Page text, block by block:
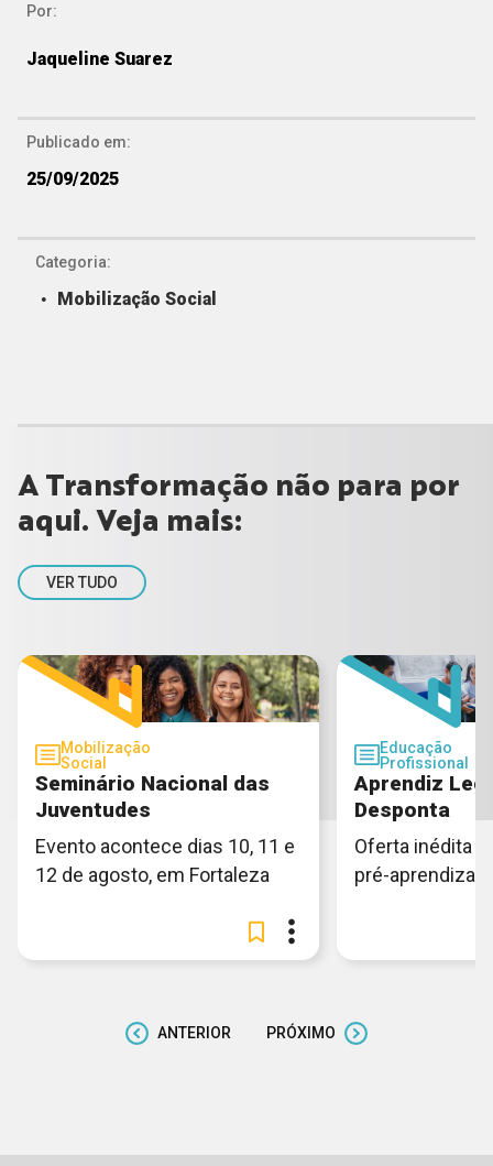
Por:
Jaqueline Suarez
Publicado em:
25/09/2025
Categoria:
Mobilização Social
A Transformação não para por
aqui. Veja mais:
VER TUDO
Mobilização
Social
Seminário Nacional das
Juventudes
Evento acontece dias 10, 11 e
12 de agosto, em Fortaleza
Educação
Profissional
Aprendiz
Desponta
Oferta inédita
pré-
ANTERIOR PRÓXIMO